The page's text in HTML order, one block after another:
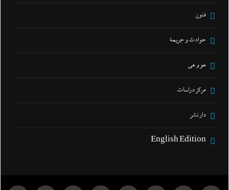
فنون
حوادث و جريمة
هو و هي
مركز دراسات
دار نشر
English Edition